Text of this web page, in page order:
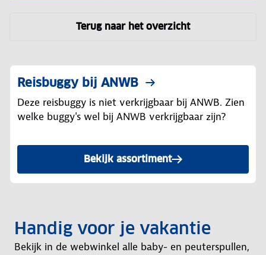
Terug naar het overzicht
Reisbuggy bij ANWB
Deze reisbuggy is niet verkrijgbaar bij ANWB. Zien
welke buggy's wel bij ANWB verkrijgbaar zijn?
Bekijk assortiment
Handig voor je vakantie
Bekijk in de webwinkel alle baby- en peuterspullen,